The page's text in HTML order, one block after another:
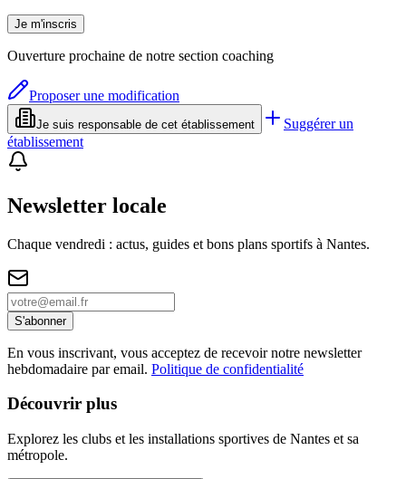
Je m'inscris
Ouverture prochaine de notre section coaching
Proposer une modification
Je suis responsable de cet établissement
Suggérer un
établissement
Newsletter locale
Chaque vendredi : actus, guides et bons plans sportifs à Nantes.
S'abonner
En vous inscrivant, vous acceptez de recevoir notre newsletter
hebdomadaire par email. Politique de confidentialité
Découvrir plus
Explorez les clubs et les installations sportives de Nantes et sa
métropole.